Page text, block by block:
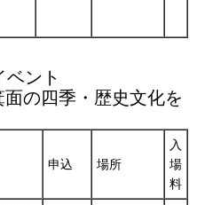
ント
面の四季・歴史文化を
申込 場所
入
場
料